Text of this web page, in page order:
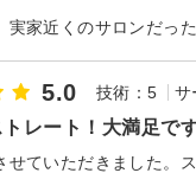
5.0 技術：5 サ
レート！大満足で
せていただきました。